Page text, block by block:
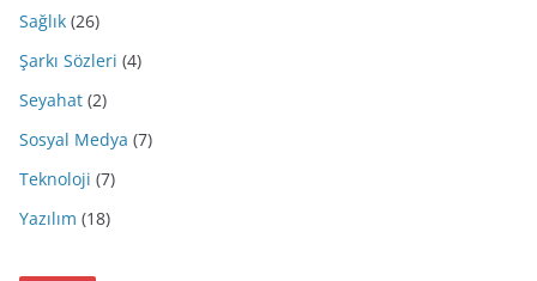
Sağlık (26)
Şarkı Sözleri (4)
Seyahat (2)
Sosyal Medya (7)
Teknoloji (7)
Yazılım (18)